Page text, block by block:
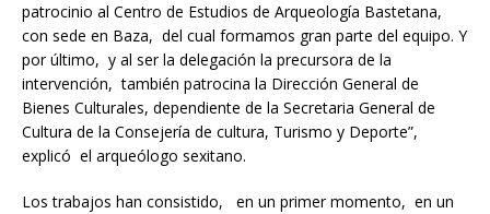
patrocinio al Centro de Estudios de Arqueología Bastetana,
con sede en Baza, del cual formamos gran parte del equipo. Y
por último, y al ser la delegación la precursora de la
intervención, también patrocina la Dirección General de
Bienes Culturales, dependiente de la Secretaria General de
Cultura de la Consejería de cultura, Turismo y Deporte”,
explicó el arqueólogo sexitano.
Los trabajos han consistido, en un primer momento, en un